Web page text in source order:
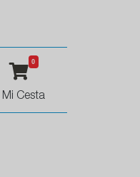
0
Mi Cesta